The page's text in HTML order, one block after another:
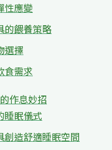
性應變
的餵養策略
選擇
食需求
作息妙招
睡眠儀式
創造舒適睡眠空間